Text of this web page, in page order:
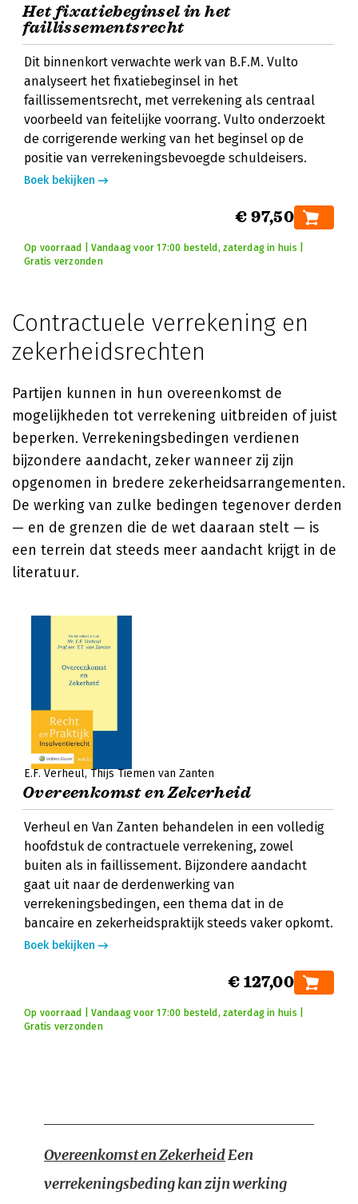
Het fixatiebeginsel in het
faillissementsrecht
Dit binnenkort verwachte werk van B.F.M. Vulto
analyseert het fixatiebeginsel in het
faillissementsrecht, met verrekening als centraal
voorbeeld van feitelijke voorrang. Vulto onderzoekt
de corrigerende werking van het beginsel op de
positie van verrekeningsbevoegde schuldeisers.
Boek bekijken
€ 97,50
Op voorraad | Vandaag voor 17:00 besteld, zaterdag in huis |
Gratis verzonden
Contractuele verrekening en
zekerheidsrechten
Partijen kunnen in hun overeenkomst de
mogelijkheden tot verrekening uitbreiden of juist
beperken. Verrekeningsbedingen verdienen
bijzondere aandacht, zeker wanneer zij zijn
opgenomen in bredere zekerheidsarrangementen.
De werking van zulke bedingen tegenover derden
— en de grenzen die de wet daaraan stelt — is
een terrein dat steeds meer aandacht krijgt in de
literatuur.
E.F. Verheul Thijs Tiemen van Zanten
Overeenkomst en Zekerheid
Verheul en Van Zanten behandelen in een volledig
hoofdstuk de contractuele verrekening, zowel
buiten als in faillissement. Bijzondere aandacht
gaat uit naar de derdenwerking van
verrekeningsbedingen, een thema dat in de
bancaire en zekerheidspraktijk steeds vaker opkomt.
Boek bekijken
€ 127,00
Op voorraad | Vandaag voor 17:00 besteld, zaterdag in huis |
Gratis verzonden
Overeenkomst en ZekerheidEen
verrekeningsbeding kan zijn werking